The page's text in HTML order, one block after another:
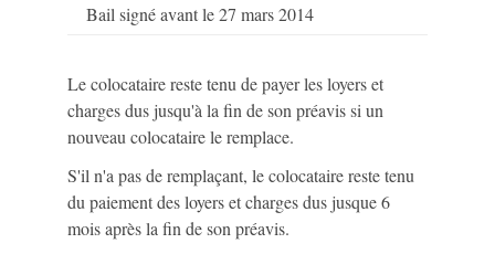
Bail signé avant le 27 mars 2014
Le colocataire reste tenu de payer les loyers et
charges dus jusqu'à la fin de son préavis si un
nouveau colocataire le remplace.
S'il n'a pas de remplaçant, le colocataire reste tenu
du paiement des loyers et charges dus jusque 6
mois après la fin de son préavis.